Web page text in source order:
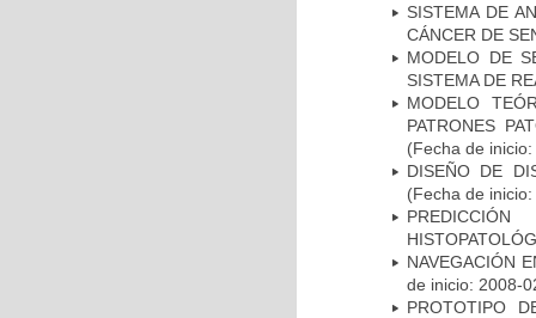
SISTEMA DE
CÁNCER DE
MODELO DE
SISTEMA DE
MODELO
PATRONES
(Fecha de
DISEÑO DE
(Fecha de
NAVEGACIÓN
de inicio: 2008-
PROTOTIPO